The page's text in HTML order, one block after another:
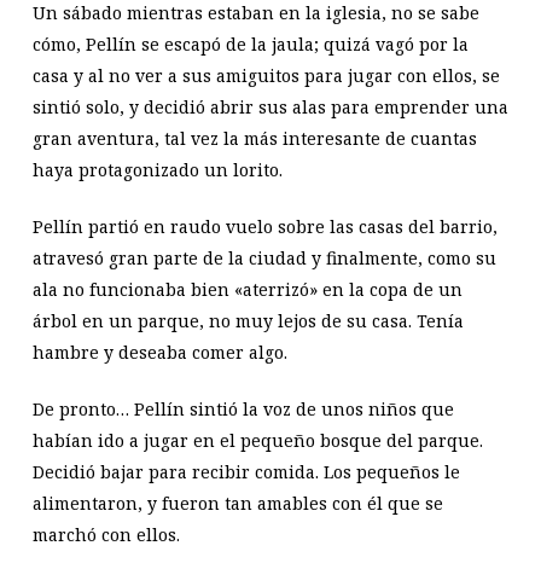
Un sábado mientras estaban en la iglesia, no se sabe
cómo, Pellín se escapó de la jaula; quizá vagó por la
casa y al no ver a sus amiguitos para jugar con ellos, se
sintió solo, y decidió abrir sus alas para emprender una
gran aventura, tal vez la más interesante de cuantas
haya protagonizado un lorito.
Pellín partió en raudo vuelo sobre las casas del barrio,
atravesó gran parte de la ciudad y finalmente, como su
ala no funcionaba bien «aterrizó» en la copa de un
árbol en un parque, no muy lejos de su casa. Tenía
hambre y deseaba comer algo.
De pronto… Pellín sintió la voz de unos niños que
habían ido a jugar en el pequeño bosque del parque.
Decidió bajar para recibir comida. Los pequeños le
alimentaron, y fueron tan amables con él que se
marchó con ellos.